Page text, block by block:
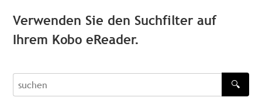
Verwenden Sie den Suchfilter auf
Ihrem Kobo eReader.
recherche
🔍